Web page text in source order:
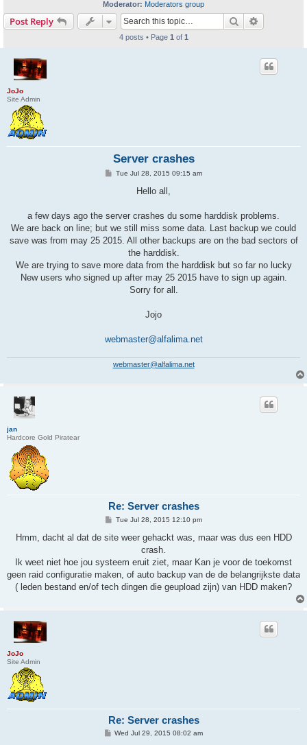
Moderator: Moderators group
Post Reply Search
4 posts • Page 1 of 1
JoJo
Site Admin
Server crashes
PTue Jul 28, 2015 09:15 am
Hello all,
a few days ago the server crashes du some harddisk problems.
We are back on line; but we still miss some data. Last backup we could
save was from may 25 2015. All other backups are on the bad sectors of
the harddisk.
We are trying to save more data from the harddisk but so far no lucky
New users who signed up after may 25 2015 have to sign up again.
Sorry for all.
Jojo
webmaster@alfalima.net
webmaster@alfalima.net
jan
Hardcore Gold Piratear
Re: Server crashes
P
s
Tue Jul 28, 2015 12:10 pm
Hmm, dacht al dat de site weer gehackt was, maar was dus een HDD
crash.
Ik weet niet hoe jou systeem eruit ziet, maar Kan je voor de toekomst
geen raid configuratie maken, of auto backup van de de belangrijkste data
( leden bestand en/of tech dingen die geupload zijn) van HDD maken?
JoJo
Site Admin
Re: Server crashes
PWed Jul 29, 2015 08:02 am